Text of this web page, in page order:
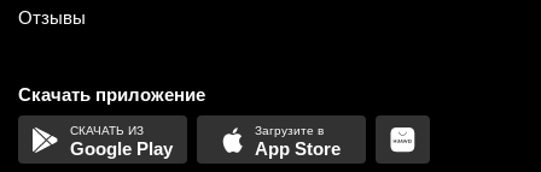
Отзывы
Скачать приложение
Google Play App Store